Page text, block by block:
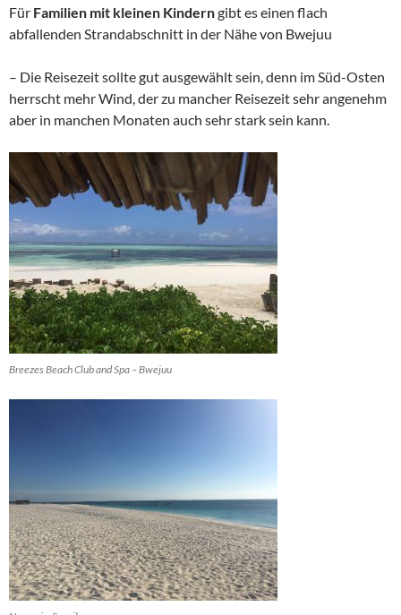
Für Familien mit kleinen Kinderngibt es einen flach
abfallenden Strandabschnitt in der Nähe von Bwejuu
– Die Reisezeit sollte gut ausgewählt sein, denn im Süd-Osten
herrscht mehr Wind, der zu mancher Reisezeit sehr angenehm
aber in manchen Monaten auch sehr stark sein kann.
Breezes Beach Club and Spa – Bwejuu